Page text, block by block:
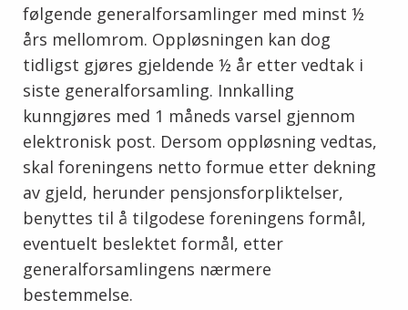
følgende generalforsamlinger med minst ½
års mellomrom. Oppløsningen kan dog
tidligst gjøres gjeldende ½ år etter vedtak i
siste generalforsamling. Innkalling
kunngjøres med 1 måneds varsel gjennom
elektronisk post. Dersom oppløsning vedtas,
skal foreningens netto formue etter dekning
av gjeld, herunder pensjonsforpliktelser,
benyttes til å tilgodese foreningens formål,
eventuelt beslektet formål, etter
generalforsamlingens nærmere
bestemmelse.